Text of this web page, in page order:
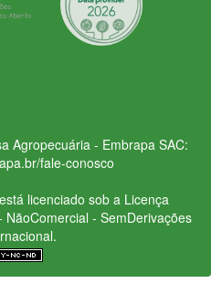
Agropecuária - Embrapa SAC:
fale-conosco
licenciado sob a Licença
- SemDerivações